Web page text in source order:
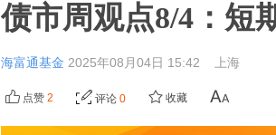
债市周观点8/4：短
海富通基金 2025年08月04日 15:42 上海
点赞 2 评论 0 收藏